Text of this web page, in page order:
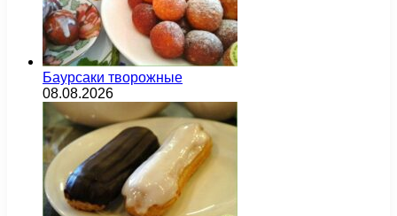
Баурсаки творожные
08.08.2026